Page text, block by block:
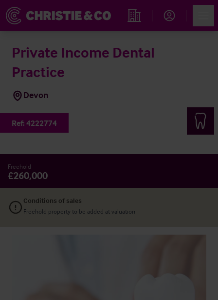
Propiedades
Private Income Dental
Practice
Devon
Ref: 4222774
Freehold
£260,000
Conditions of sales
Freehold property to be added at valuation